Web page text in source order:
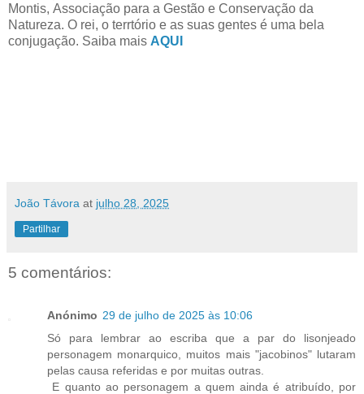
Montis, Associação para a Gestão e Conservação da
Natureza. O rei, o terrtório e as suas gentes é uma bela
conjugação. Saiba mais AQUI
João Távora at julho 28, 2025
Partilhar
5 comentários:
Anónimo 29 de julho de 2025 às 10:06
Só para lembrar ao escriba que a par do lisonjeado
personagem monarquico, muitos mais "jacobinos" lutaram
pelas causa referidas e por muitas outras.
E quanto ao personagem a quem ainda é atribuído, por